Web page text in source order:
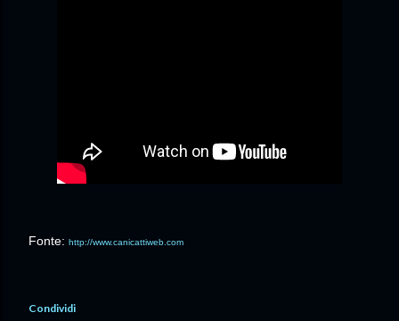
Fonte: http://www.canicattiweb.com
Condividi